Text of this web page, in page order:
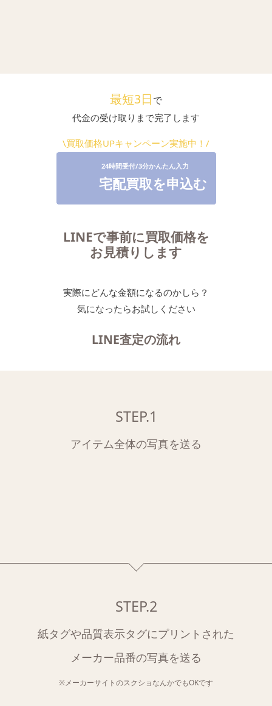
最短3日 で
代金の受け取りまで完了します
\買取価格UPキャンペーン実施中！/
宅配買取を申込む
LINEで事前に買取価格を
お見積りします
実際にどんな金額になるのかしら？
気になったらお試しください
LINE査定の流れ
STEP.1
アイテム全体の写真を送る
STEP.2
紙タグや品質表示タグにプリントされた
メーカー品番の写真を送る
※メーカーサイトのスクショなんかでもOKです